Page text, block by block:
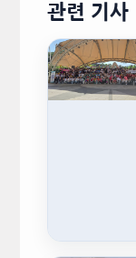
관련 기사